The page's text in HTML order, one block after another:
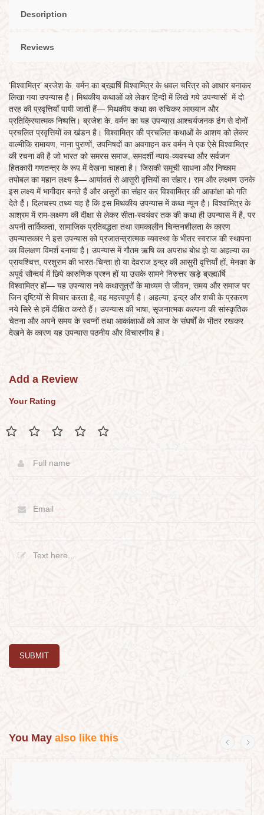
Description
Reviews
‘विश्वामित्र’ ब्रजेश के. वर्मन का ब्रह्मर्षि विश्वामित्र के धवल चरित्र को आधार बनाकर
लिखा गया उपन्यास है। मिथकीय कथाओं को लेकर हिन्दी में लिखे गये उपन्यासों में दो
तरह की प्रवृत्तियाँ पायी जाती हैं— मिथकीय कथा का रुचिकर आख्यान और
प्रतिक्रियात्मक निष्पत्ति। ब्रजेश के. वर्मन का यह उपन्यास आश्चर्यजनक ढंग से दोनों
प्रचलित प्रवृत्तियों का खंडन है। विश्वामित्र की प्रचलित कथाओं के आशय को लेकर
वाल्मीकि रामायण, नाना पुराणों, उपनिषदों का अवगाहन कर वर्मन ने एक ऐसे विश्वामित्र
की रचना की है जो भारत को समरस समाज, समदर्शी न्याय-व्यवस्था और सर्वजन
हितकारी गणतन्त्र के रूप में देखना चाहता है। जिसकी समूची साधना और निष्काम
तपोबल का महान लक्ष्य है— आर्यावर्त से आसुरी वृत्तियों का संहार। राम और लक्ष्मण उनके
इस लक्ष्य में भागीदार बनते हैं और असुरों का संहार कर विश्वामित्र की आकांक्षा को गति
देते हैं। दिलचस्प तथ्य यह है कि इस मिथकीय उपन्यास में कथा न्यून है। विश्वामित्र के
आश्रम में राम-लक्ष्मण की दीक्षा से लेकर सीता-स्वयंवर तक की कथा ही उपन्यास में है, पर
अपनी तार्किकता, सामाजिक प्रतिबद्धता तथा समकालीन चिन्तनशीलता के कारण
उपन्यासकार ने इस उपन्यास को प्रजातन्त्रात्मक व्यवस्था के भीतर स्वराज की स्थापना
का विलक्षण विमर्श बनाया है। उपन्यास में गौतम ऋषि का अपराध बोध हो या अहल्या का
प्रायश्चित्त, परशुराम की भारत-चिन्ता हो या देवराज इन्द्र की आसुरी वृत्तियाँ हों, मेनका के
अपूर्व सौन्दर्य में छिपे कारुणिक प्रश्न हों या उसके सामने निरुत्तर खड़े ब्रह्मïर्षि
विश्वामित्र हों— यह उपन्यास नये कथासूत्रों के माध्यम से जीवन, समय और समाज पर
जिन दृष्टियों से विचार करता है, वह महत्त्वपूर्ण है। अहल्या, इन्द्र और शची के प्रकरण
नये सिरे से हमें दीक्षित करते हैं। उपन्यास की भाषा, सृजनात्मक कल्पना की सांस्कृतिक
चेतना और अपने समय के स्वप्नों तथा आकांक्षाओं को आज के संघर्षों के भीतर रखकर
देखने के कारण यह उपन्यास पठनीय और विचारणीय है।
Add a Review
Your Rating
SUBMIT
You May also like this